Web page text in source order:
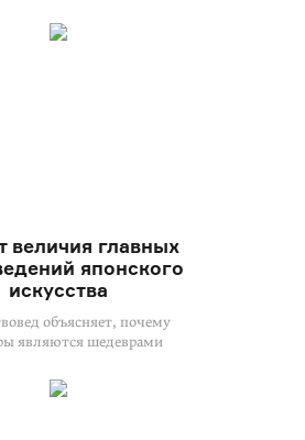
величия главных
японского
искусства
объясняет, почему
являются шедеврами